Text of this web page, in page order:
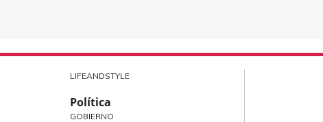
LIFEANDSTYLE
Política
GOBIERNO